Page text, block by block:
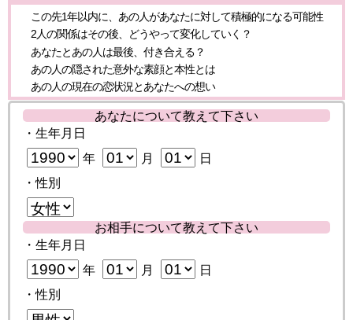
この先1年以内に、あの人があなたに対して積極的になる可能性
2人の関係はその後、どうやって変化していく？
あなたとあの人は最後、付き合える？
あの人の隠された意外な素顔と本性とは
あの人の現在の恋状況とあなたへの想い
あなたについて教えて下さい
・生年月日
年 月
日
・性別
お相手について教えて下さい
・生年月日
年 月
日
・性別